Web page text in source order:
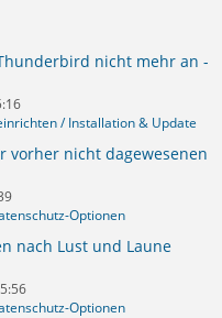
nicht mehr an -
/ Installation & Update
vorher nicht dagewesenen
Optionen
nach Lust und Laune
Optionen